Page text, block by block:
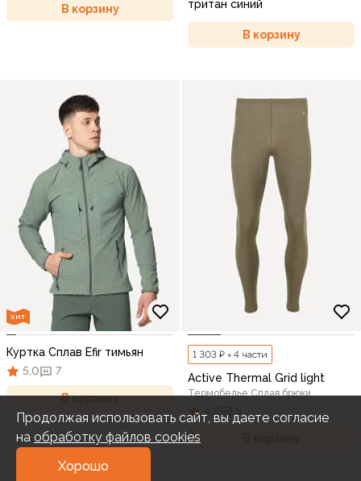
В корзину
тритан синий
В корзину
ХИТ
Куртка Сплав Efir тимьян
5,0
7
В корзину
1 303 ₽ × 4 части
Active Thermal Grid light
Термобелье Сплав брюки
Продолжая использовать сайт, вы даете согласие
на обработку файлов cookies
Хорошо